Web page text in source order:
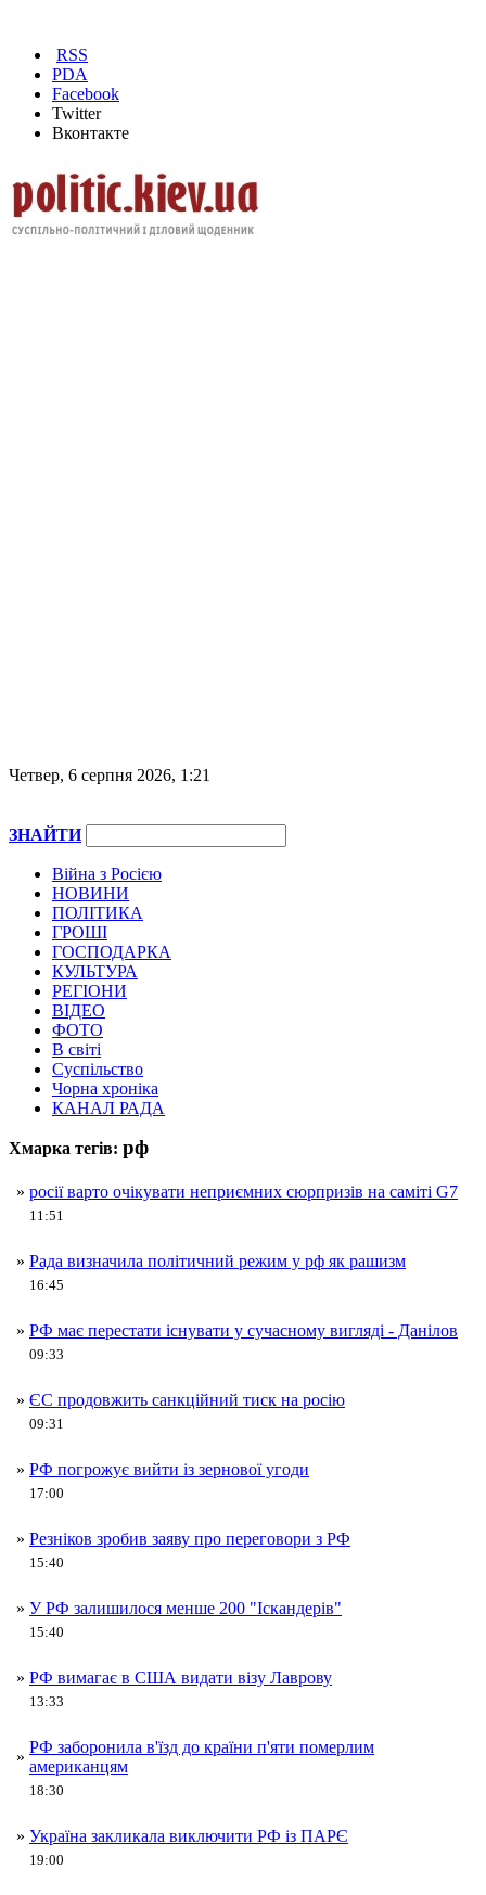
RSS
PDA
Facebook
Twitter
Вконтакте
Четвер, 6 серпня 2026, 1:21
ЗНАЙТИ
Війна з Росією
НОВИНИ
ПОЛІТИКА
ГРОШІ
ГОСПОДАРКА
КУЛЬТУРА
РЕГІОНИ
ВІДЕО
ФОТО
В світі
Суспільство
Чорна хроніка
КАНАЛ РАДА
Хмарка тегів: рф
» росії варто очікувати неприємних сюрпризів на саміті G7
11:51
» Рада визначила політичний режим у рф як рашизм
16:45
» РФ має перестати існувати у сучасному вигляді - Данілов
09:33
» ЄС продовжить санкційний тиск на росію
09:31
» РФ погрожує вийти із зернової угоди
17:00
» Резніков зробив заяву про переговори з РФ
15:40
» У РФ залишилося менше 200 "Іскандерів"
15:40
» РФ вимагає в США видати візу Лаврову
13:33
»
РФ заборонила в'їзд до країни п'яти померлим
американцям
18:30
» Україна закликала виключити РФ із ПАРЄ
19:00